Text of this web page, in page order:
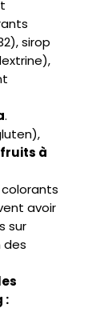
sirop
.
fruits à
colorants
avoir
sur
: